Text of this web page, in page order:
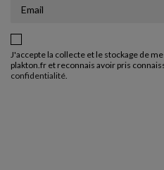
J'accepte la collecte et le stockage de
plakton.fr et reconnais avoir pris
confidentialité.